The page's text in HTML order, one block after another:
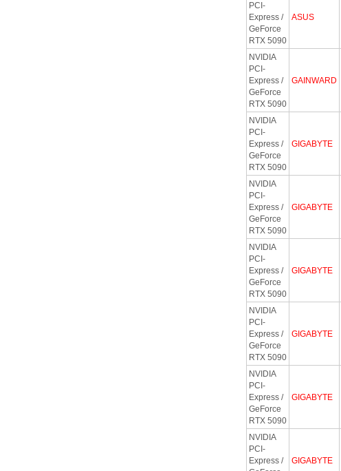
PCI-
Express /
GeForce
RTX 5090
ASUS
NVIDIA
PCI-
Express /
GeForce
RTX 5090
GAINWARD
NVIDIA
PCI-
Express /
GeForce
RTX 5090
GIGABYTE
NVIDIA
PCI-
Express /
GeForce
RTX 5090
GIGABYTE
NVIDIA
PCI-
Express /
GeForce
RTX 5090
GIGABYTE
NVIDIA
PCI-
Express /
GeForce
RTX 5090
GIGABYTE
NVIDIA
PCI-
Express /
GeForce
RTX 5090
GIGABYTE
NVIDIA
PCI-
Express /
GIGABYTE